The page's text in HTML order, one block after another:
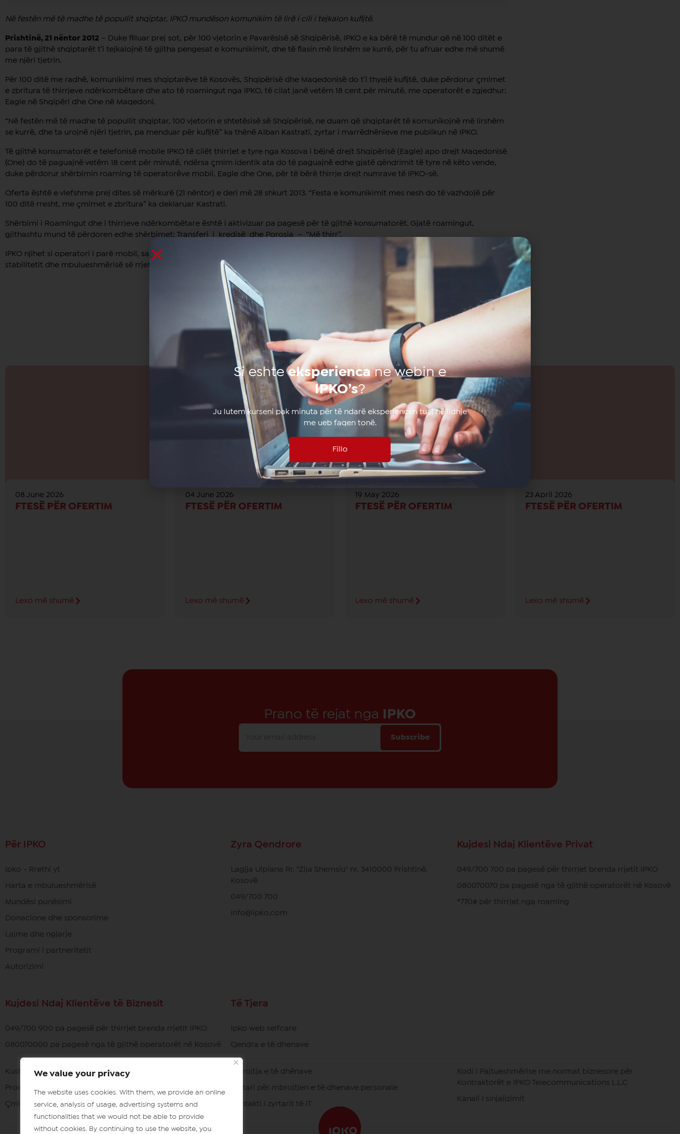
We value your privacy
The website uses cookies. With them, we provide an online
service, analysis of usage, advertising systems and
functionalities that we would not be able to provide
without cookies. By continuing to use the website, you
Në festën më të madhe të popullit shqiptar, IPKO mundëson komunikim të lirë i cili i tejkalon kufijtë.
Prishtinë, 21 nëntor 2012 – Duke filluar prej sot, për 100 vjetorin e Pavarësisë së Shqipërisë, IPKO e ka bërë të mundur që në 100 ditët e
para të gjithë shqiptarët t’i tejkalojnë të gjitha pengesat e komunikimit, dhe të flasin më lirshëm se kurrë, për tu afruar edhe më shumë
me njëri tjetrin.
Për 100 ditë me radhë, komunikimi mes shqiptarëve të Kosovës, Shqipërisë dhe Maqedonisë do t’i thyejë kufijtë, duke përdorur çmimet
e zbritura të thirrjeve ndërkombëtare dhe ato të roamingut nga IPKO, të cilat janë vetëm 18 cent për minutë, me operatorët e zgjedhur:
Eagle në Shqipëri dhe One në Maqedoni.
“Në festën më të madhe të popullit shqiptar, 100 vjetorin e shtetësisë së Shqipërisë, ne duam që shqiptarët të komunikojnë më lirshëm
se kurrë, dhe ta urojnë njëri tjetrin, pa menduar për kufijtë” ka thënë Alban Kastrati, zyrtar i marrëdhënieve me publikun në IPKO.
Të gjithë konsumatorët e telefonisë mobile IPKO të cilët thirrjet e tyre nga Kosova i bëjnë drejt Shqipërisë (Eagle) apo drejt Maqedonisë
(One) do të paguajnë vetëm 18 cent për minutë, ndërsa çmim identik ata do të paguajnë edhe gjatë qëndrimit të tyre në këto vende,
duke përdorur shërbimin roaming të operatorëve mobil, Eagle dhe One, për të bërë thirrje drejt numrave të IPKO-së.
Oferta është e vlefshme prej dites së mërkurë (21 nëntor) e deri më 28 shkurt 2013. “Festa e komunikimit mes nesh do të vazhdojë për
100 ditë rresht, me çmimet e zbritura” ka deklaruar Kastrati.
Shërbimi i Roamingut dhe i thirrjeve ndërkombëtare është i aktivizuar pa pagesë për të gjithë konsumatorët. Gjatë roamingut,
gjithashtu mund të përdoren edhe shërbimet: Transferi i kredisë dhe Porosia – “Më thirr”.
IPKO njihet si operatori i parë mobil, sa i përket çmimeve të volitshme për brenda dhe jashtë vendit, si dhe kualitetit të shërbimeve,
stabilitetit dhe mbulueshmërisë së rrjetit të telefonisë mobile në Kosovë.
Tëngjashme
08 June 2026
FTESË PËR OFERTIM
Lexo më shumë
04 June 2026
FTESË PËR OFERTIM
Lexo më shumë
19 May 2026
FTESË PËR OFERTIM
Lexo më shumë
23 April 2026
FTESË PËR OFERTIM
Lexo më shumë
Prano të rejat nga IPKO
Subscribe
Për IPKO
Ipko - Rrethi yt
Harta e mbulueshmërisë
Mundësi punësimi
Donacione dhe sponsorime
Lajme dhe ngjarje
Programi i partneritetit
Autorizimi
Zyra Qendrore
Lagjja Ulpiana Rr. "Zija Shemsiu" nr. 3410000 Prishtinë,
Kosovë
049/700 700
info@ipko.com
Kujdesi Ndaj Klientëve Privat
049/700 700 pa pagesë për thirrjet brenda rrjetit IPKO
080070070 pa pagesë nga të gjithë operatorët në Kosovë
*770# për thirrjet nga roaming
Kujdesi Ndaj Klientëve të Biznesit
049/700 900 pa pagesë për thirrjet brenda rrjetit IPKO
080070000 pa pagesë nga të gjithë operatorët në Kosovë
Të Tjera
Ipko web selfcare
Qendra e të dhenave
Kushtet e përdorimit
Procedura e Ankimimit
Çmimet e pajisjeve
Mbrojtja e të dhënave
Zyrtari për mbrojtjen e të dhenave personale
Kontakti i zyrtarit të IT
Kodi i Pajtueshmërise me normat biznesore për
Kontraktorët e IPKO Telecommunications L.L.C
Kanali i sinjalizimit
Si eshteeksperiencane webin e
IPKO’s?
Ju lutem kurseni pak minuta për të ndarë eksperiencën tuaj në lidhje
me ueb faqen tonë.
Fillo